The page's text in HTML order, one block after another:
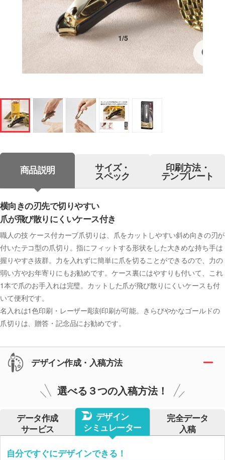
1/5
商品説明 サイズ・
スペック
印刷方法・
テンプレート
横向きの刃先で切りやすい
爪が飛び散りにくいケース付き
職人の技 ケース付カーブ爪切りは、爪をカットしやすい斜め向きの刃が
付いたテコ型の爪切り。指にフィットする形状をした大きめな持ち手は
握りやすさ抜群。力を入れずに簡単に爪を切ることができるので、力の
弱い方やお年寄りにもお勧めです。ケース裏にはやすりも付いて、これ
1本で爪のお手入れは完璧。カットした爪が飛び散りにくいケースも付
いて便利です。
名入れは1色印刷・レーザー彫刻印刷が可能。きらびやかなゴールドの
爪切りは、贈答・記念品にお勧めです。
デザイン作成・入稿方法
選べる３つの入稿方法！
データ作成
サービス
デザイン
シミュレーター
完全データ
入稿
自分ですぐにデザインできる！